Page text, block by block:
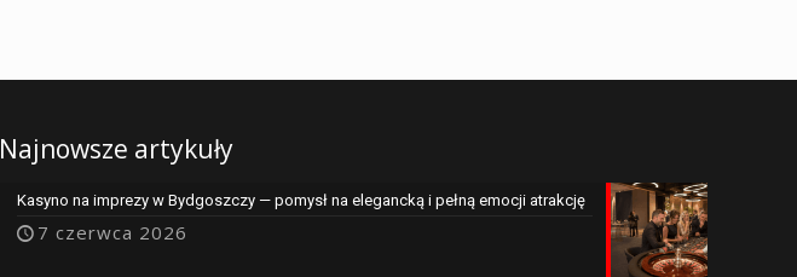
Najnowsze artykuły
Kasyno na imprezy w Bydgoszczy — pomysł na elegancką i pełną emocji atrakcję
7 czerwca 2026